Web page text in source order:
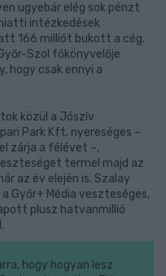
ugyebár elég sok pénzt
intézkedések
166 milliót bukott a cég.
Szol főkönyvelője
hogy csak ennyi a
közül a Jószív
Park Kft. nyereséges –
zárja a félévet –,
termel majd az
az év elején is. Szalay
Győr+ Média veszteséges,
plusz hatvanmillió
hogy hogyan lesz